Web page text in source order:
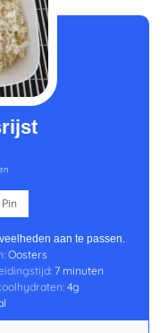
Pin
aan te passen.
Oosters
7 minuten
4g